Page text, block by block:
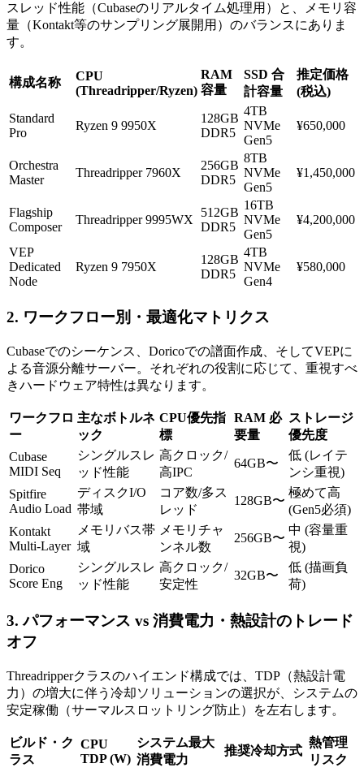
スレッド性能（Cubaseのリアルタイム処理用）と、メモリ容
量（Kontakt等のサンプリング展開用）のバランスにありま
す。
構成名称
CPU
(Threadripper/Ryzen)
RAM
容量
SSD 合
計容量
推定価格
(税込)
Standard
Pro
Ryzen 9 9950X
128GB
DDR5
4TB
NVMe
Gen5
¥650,000
Orchestra
Master
Threadripper 7960X
256GB
DDR5
8TB
NVMe
Gen5
¥1,450,000
Flagship
Composer
Threadripper 9995WX
512GB
DDR5
16TB
NVMe
Gen5
¥4,200,000
VEP
Dedicated
Node
Ryzen 9 7950X
128GB
DDR5
4TB
NVMe
Gen4
¥580,000
2. ワークフロー別・最適化マトリクス
Cubaseでのシーケンス、Doricoでの譜面作成、そしてVEPに
よる音源分離サーバー。それぞれの役割に応じて、重視すべ
きハードウェア特性は異なります。
ワークフロ
ー
主なボトルネ
ック
CPU優先指
標
RAM 必
要量
ストレージ
優先度
Cubase
MIDI Seq
シングルスレ
ッド性能
高クロック/
高IPC
64GB〜
低 (レイテ
ンシ重視)
Spitfire
Audio Load
ディスクI/O
帯域
コア数/多ス
レッド
128GB〜
極めて高
(Gen5必須)
Kontakt
Multi-Layer
メモリバス帯
域
メモリチャ
ンネル数
256GB〜
中 (容量重
視)
Dorico
Score Eng
シングルスレ
ッド性能
高クロック/
安定性
32GB〜
低 (描画負
荷)
3. パフォーマンス vs 消費電力・熱設計のトレード
オフ
Threadripperクラスのハイエンド構成では、TDP（熱設計電
力）の増大に伴う冷却ソリューションの選択が、システムの
安定稼働（サーマルスロットリング防止）を左右します。
ビルド・ク
ラス
CPU
TDP (W)
システム最大
消費電力
推奨冷却方式
熱管理
リスク